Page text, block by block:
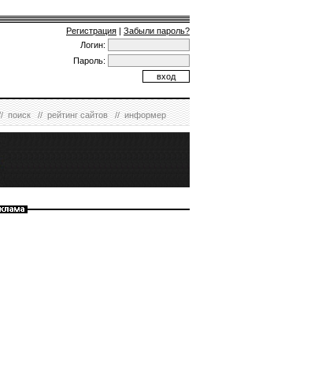
Регистрация | Забыли пароль?
Логин:
Пароль:
поиск//рейтинг сайтов//информер